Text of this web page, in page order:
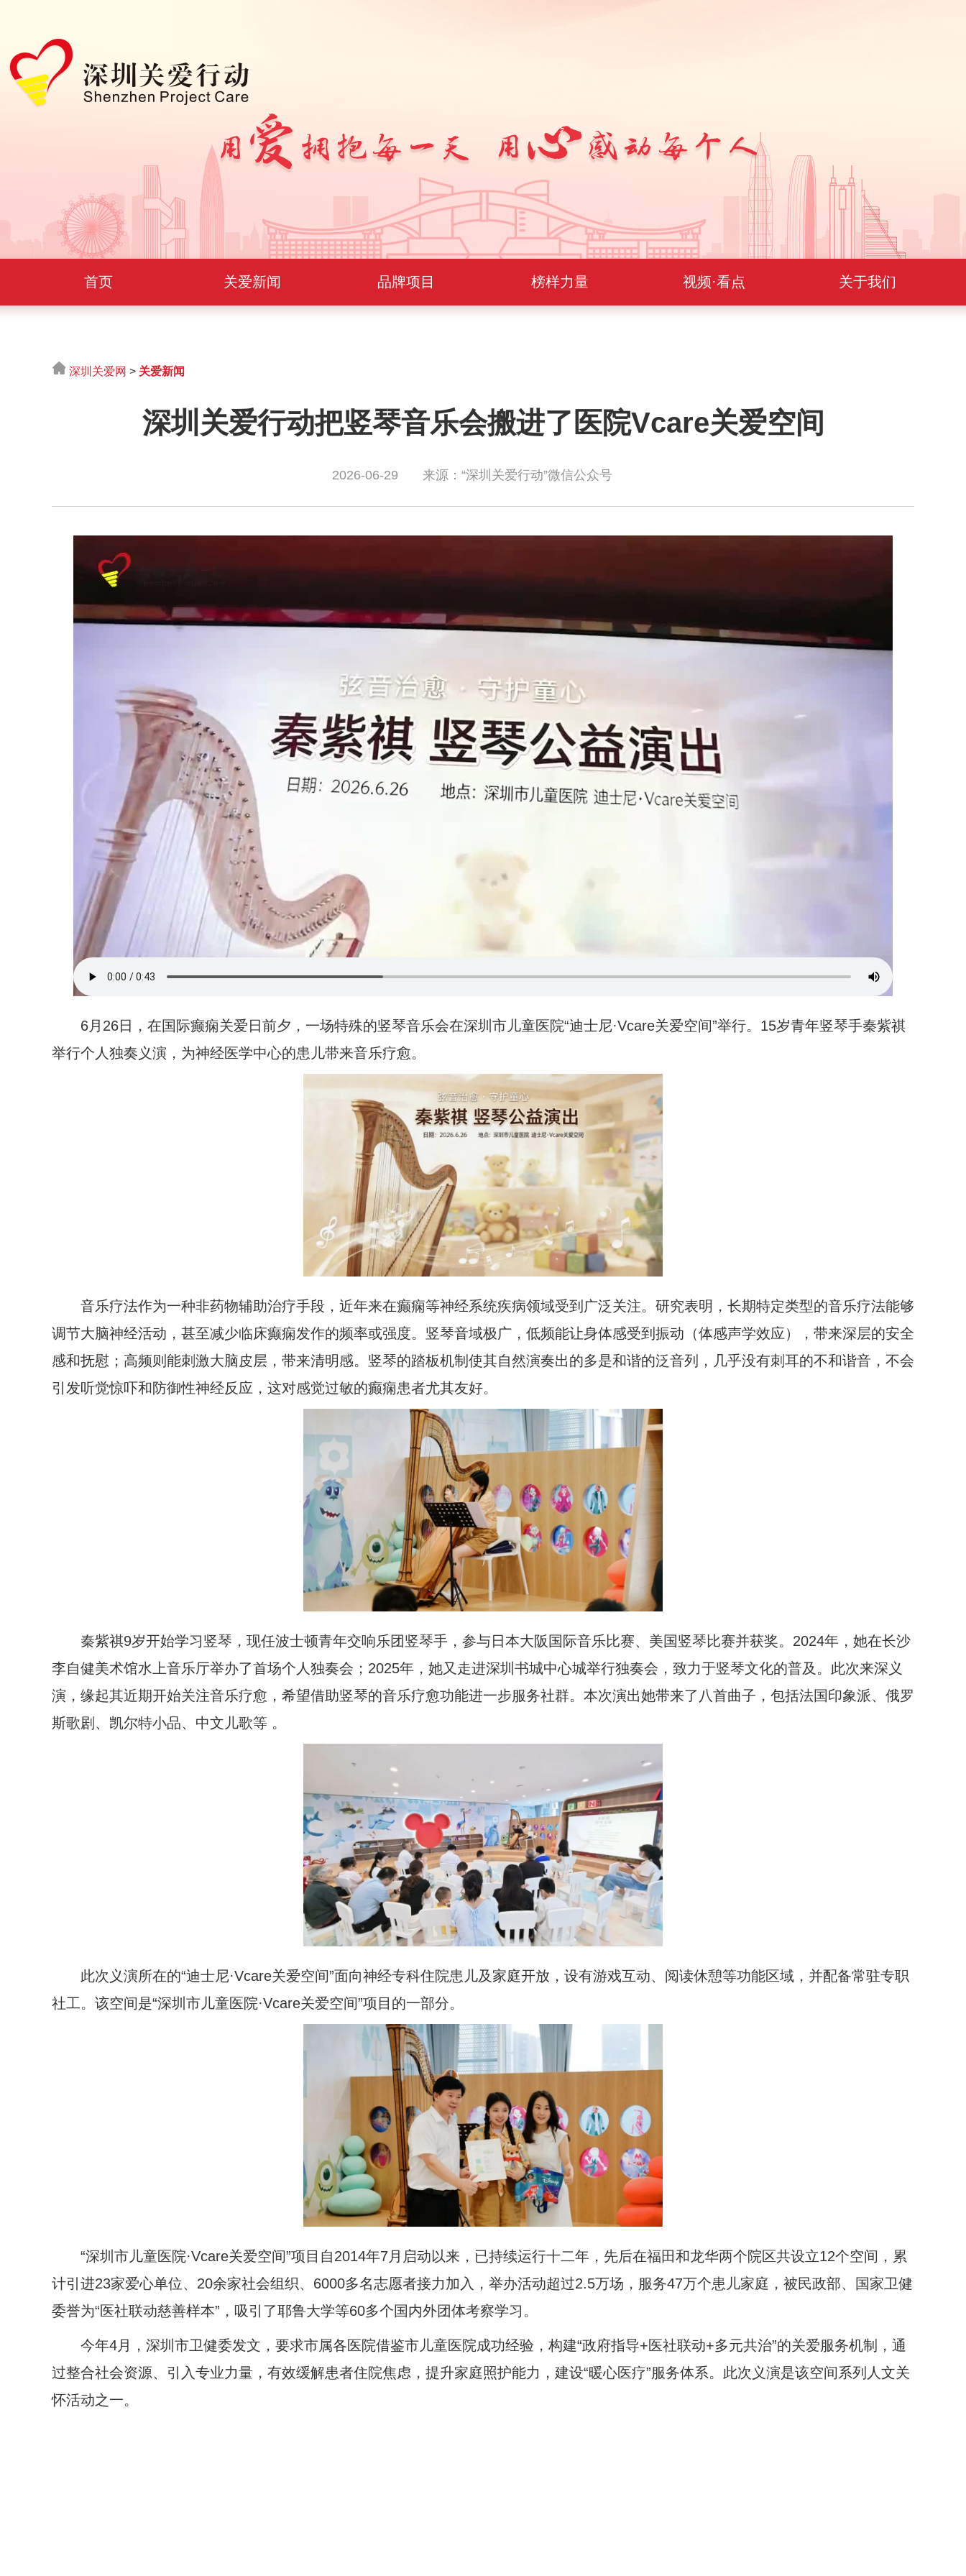
首页 关爱新闻 品牌项目 榜样力量 视频·看点 关于我们
深圳关爱网 > 关爱新闻
深圳关爱行动把竖琴音乐会搬进了医院Vcare关爱空间
2026-06-29 来源：“深圳关爱行动”微信公众号
6月26日，在国际癫痫关爱日前夕，一场特殊的竖琴音乐会在深圳市儿童医院“迪士尼·Vcare关爱空间”举行。15岁青年竖琴手秦紫祺
举行个人独奏义演，为神经医学中心的患儿带来音乐疗愈。
音乐疗法作为一种非药物辅助治疗手段，近年来在癫痫等神经系统疾病领域受到广泛关注。研究表明，长期特定类型的音乐疗法能够
调节大脑神经活动，甚至减少临床癫痫发作的频率或强度。竖琴音域极广，低频能让身体感受到振动（体感声学效应），带来深层的安全
感和抚慰；高频则能刺激大脑皮层，带来清明感。竖琴的踏板机制使其自然演奏出的多是和谐的泛音列，几乎没有刺耳的不和谐音，不会
引发听觉惊吓和防御性神经反应，这对感觉过敏的癫痫患者尤其友好。
秦紫祺9岁开始学习竖琴，现任波士顿青年交响乐团竖琴手，参与日本大阪国际音乐比赛、美国竖琴比赛并获奖。2024年，她在长沙
李自健美术馆水上音乐厅举办了首场个人独奏会；2025年，她又走进深圳书城中心城举行独奏会，致力于竖琴文化的普及。此次来深义
演，缘起其近期开始关注音乐疗愈，希望借助竖琴的音乐疗愈功能进一步服务社群。本次演出她带来了八首曲子，包括法国印象派、俄罗
斯歌剧、凯尔特小品、中文儿歌等 。
此次义演所在的“迪士尼·Vcare关爱空间”面向神经专科住院患儿及家庭开放，设有游戏互动、阅读休憩等功能区域，并配备常驻专职
社工。该空间是“深圳市儿童医院·Vcare关爱空间”项目的一部分。
“深圳市儿童医院·Vcare关爱空间”项目自2014年7月启动以来，已持续运行十二年，先后在福田和龙华两个院区共设立12个空间，累
计引进23家爱心单位、20余家社会组织、6000多名志愿者接力加入，举办活动超过2.5万场，服务47万个患儿家庭，被民政部、国家卫健
委誉为“医社联动慈善样本”，吸引了耶鲁大学等60多个国内外团体考察学习。
今年4月，深圳市卫健委发文，要求市属各医院借鉴市儿童医院成功经验，构建“政府指导+医社联动+多元共治”的关爱服务机制，通
过整合社会资源、引入专业力量，有效缓解患者住院焦虑，提升家庭照护能力，建设“暖心医疗”服务体系。此次义演是该空间系列人文关
怀活动之一。